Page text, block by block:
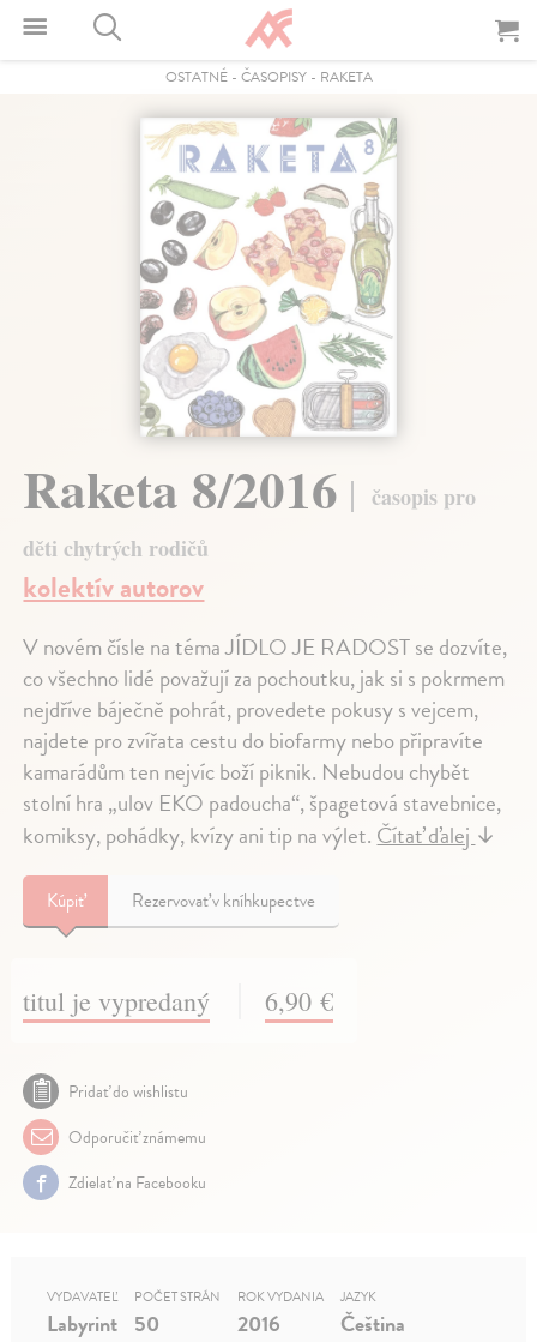
OSTATNÉ- ČASOPISY- RAKETA
Raketa 8/2016
časopis pro
děti chytrých rodičů
kolektív autorov
V novém čísle na téma JÍDLO JE RADOST se dozvíte,
co všechno lidé považují za pochoutku, jak si s pokrmem
nejdříve báječně pohrát, provedete pokusy s vejcem,
najdete pro zvířata cestu do biofarmy nebo připravíte
kamarádům ten nejvíc boží piknik. Nebudou chybět
stolní hra „ulov EKO padoucha“, špagetová stavebnice,
komiksy, pohádky, kvízy ani tip na výlet. Čítať ďalej ↓
Kúpiť Rezervovať v kníhkupectve
titul je vypredaný 6,90 €
Pridať do wishlistu
Odporučiť známemu
Zdielať na Facebooku
VYDAVATEĽ
Labyrint
POČET STRÁN
50
ROK VYDANIA
2016
JAZYK
Čeština